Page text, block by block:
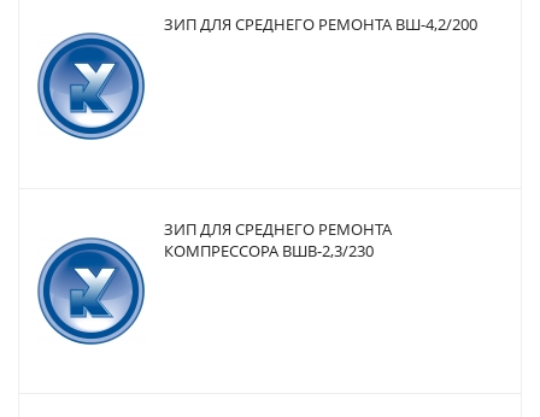
ЗИП ДЛЯ СРЕДНЕГО РЕМОНТА ВШ-4,2/200
ЗИП ДЛЯ СРЕДНЕГО РЕМОНТА
КОМПРЕССОРА ВШВ-2,3/230